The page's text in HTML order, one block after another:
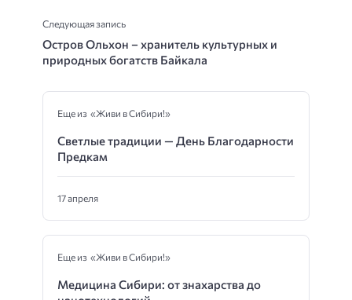
Следующая запись
Остров Ольхон – хранитель культурных и
природных богатств Байкала
Еще из «Живи в Сибири!»
Светлые традиции — День Благодарности
Предкам
17 апреля
Еще из «Живи в Сибири!»
Медицина Сибири: от знахарства до